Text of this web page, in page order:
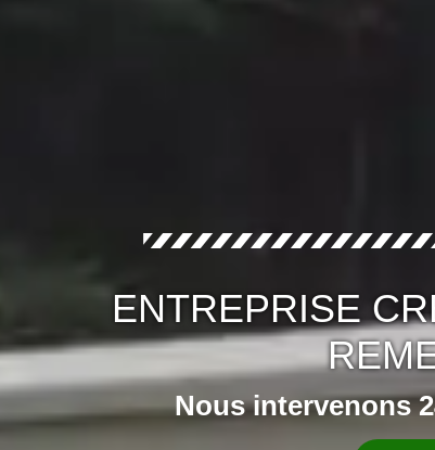
ENTREPRISE
Nous intervenons